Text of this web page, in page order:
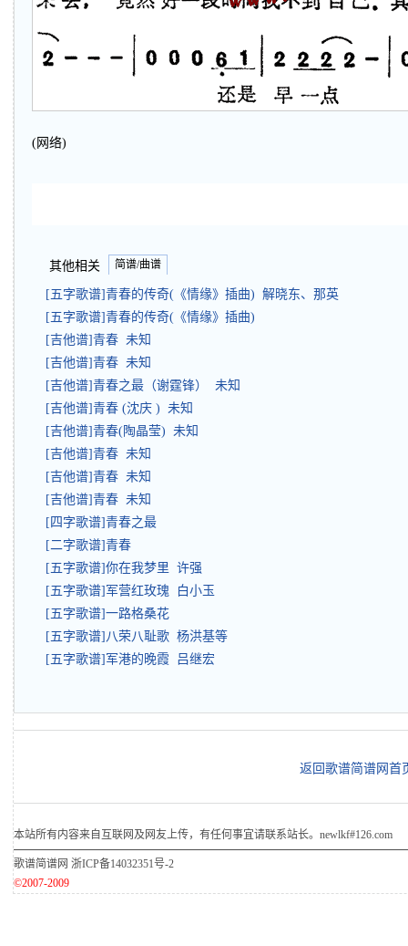
(网络)
其他相关 简谱/曲谱
[五字歌谱]青春的传奇(《情缘》插曲) 解晓东、那英
[五字歌谱]青春的传奇(《情缘》插曲)
[吉他谱]青春 未知
[吉他谱]青春 未知
[吉他谱]青春之最（谢霆锋） 未知
[吉他谱]青春 (沈庆 ) 未知
[吉他谱]青春(陶晶莹) 未知
[吉他谱]青春 未知
[吉他谱]青春 未知
[吉他谱]青春 未知
[四字歌谱]青春之最
[二字歌谱]青春
[五字歌谱]你在我梦里 许强
[五字歌谱]军营红玫瑰 白小玉
[五字歌谱]一路格桑花
[五字歌谱]八荣八耻歌 杨洪基等
[五字歌谱]军港的晚霞 吕继宏
返回歌谱简谱网首
本站所有内容来自互联网及网友上传，有任何事宜请联系站长。newlkf#126.com
歌谱简谱网 浙ICP备14032351号-2
©2007-2009